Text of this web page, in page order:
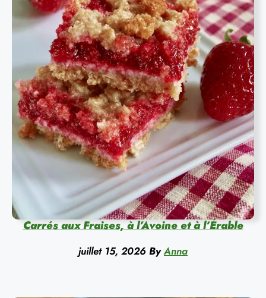
Carrés aux Fraises, à l’Avoine et à l’Érable
juillet 15, 2026 By Anna